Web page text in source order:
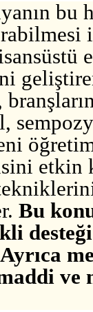
bu
etkin
Bu
ve